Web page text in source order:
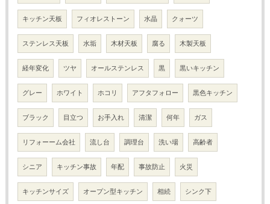
キッチン天板 フィオレストーン 水晶 クォーツ
ステンレス天板 水垢 木材天板 腐る 木製天板
経年変化 ツヤ オールステンレス 黒 黒いキッチン
グレー ホワイト ホコリ アフタフォロー 黒色キッチン
ブラック 目立つ お手入れ 清潔 何年 ガス
リフォーーム会社 流し台 調理台 洗い場 高齢者
シニア キッチン事故 年配 事故防止 火災
キッチンサイズ オープン型キッチン 相続 シンク下